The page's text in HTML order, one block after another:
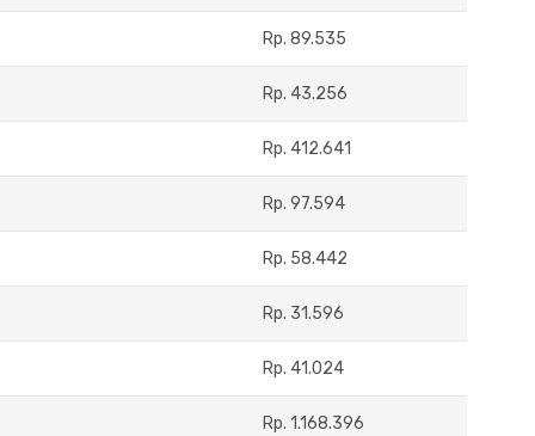
Rp. 89.535
Rp. 43.256
Rp. 412.641
Rp. 97.594
Rp. 58.442
Rp. 31.596
Rp. 41.024
Rp. 1.168.396